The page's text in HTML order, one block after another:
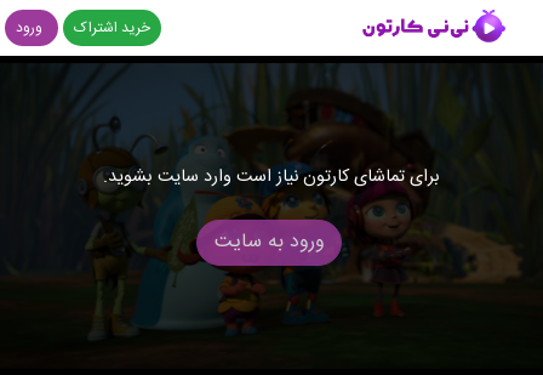
خرید اشتراک ورود
برای تماشای کارتون نیاز است وارد سایت بشوید.
ورود به سایت